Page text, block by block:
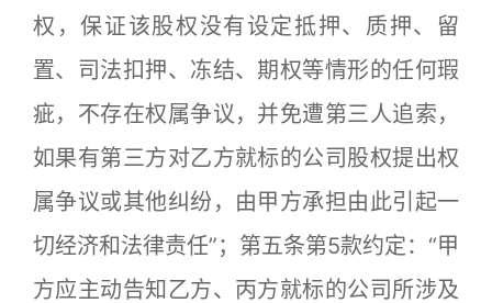
权，保证该股权没有设定抵押、质押、留
置、司法扣押、冻结、期权等情形的任何瑕
疵，不存在权属争议，并免遭第三人追索，
如果有第三方对乙方就标的公司股权提出权
属争议或其他纠纷，由甲方承担由此引起一
切经济和法律责任”；第五条第5款约定：“甲
方应主动告知乙方、丙方就标的公司所涉及